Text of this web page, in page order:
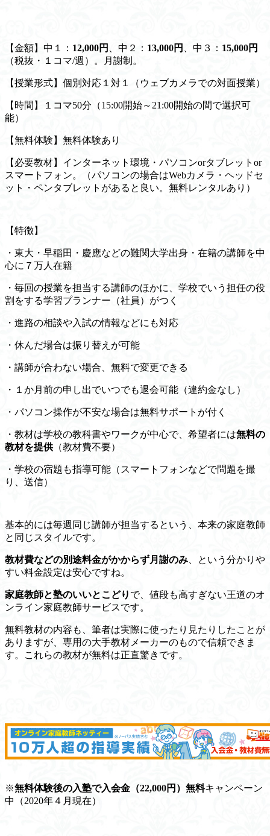
【金額】中１： 12,000円 、中２： 13,000円 、中３： 15,000円
（税抜・１コマ/週）。月謝制。
【授業形式】個別対応１対１（ウェブカメラでの対面授業）
【時間】１コマ50分（15:00開始～21:00開始の間で選択可
能）
【無料体験】無料体験あり
【必要教材】インターネット環境・パソコンorタブレットor
スマートフォン。（パソコンの場合はWebカメラ・ヘッドセ
ット・ペンタブレットがあると良い。無料レンタルあり）
【特徴】
・東大・早稲田・慶應などの難関大学出身・在籍の講師を中
心に７万人在籍
・毎回の授業を担当する講師のほかに、学校でいう担任の役
割をする学習プランナー（社員）がつく
・進路の相談や入試の情報などにも対応
・休んだ場合は振り替えが可能
・講師が合わない場合、無料で変更できる
・１か月前の申し出でいつでも退会可能（違約金なし）
・パソコン操作が不安な場合は無料サポートが付く
・教材は学校の教科書やワークが中心で、希望者には無料の
教材を提供（教材費不要）
・学校の宿題も指導可能（スマートフォンなどで問題を撮
り、送信）
基本的には毎週同じ講師が担当するという、本来の家庭教師
と同じスタイルです。
教材費などの別途料金がかからず月謝のみ 、という分かりや
すい料金設定は安心ですね。
家庭教師と塾のいいとこどり で、値段も高すぎない王道のオ
ンライン家庭教師サービスです。
無料教材の内容も、筆者は実際に使ったり見たりしたことが
ありますが、専用の大手教材メーカーのもので信頼できま
す。これらの教材が無料は正直驚きです。
※無料体験後の入塾で入会金（22,000円）無料キャンペーン
中（2020年４月現在）